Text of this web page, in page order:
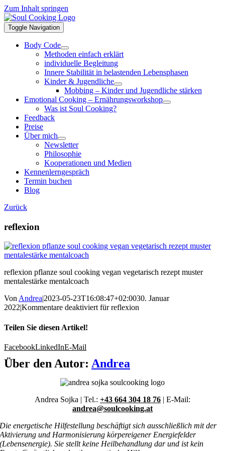
Zum Inhalt springen
Toggle Navigation
Body Code
Methoden einfach erklärt
individuelle Begleitung
Innere Stabilität in belastenden Lebensphasen
Kinder & Jugendliche
Mobbing – Kinder und Jugendliche stärken
Emotional Cooking – Ernährungsworkshop
Was ist Soul Cooking?
Feedback
Preise
Über mich
Newsletter
Philosophie
Kooperationen und Medien
Kennenlerngespräch
Termin buchen
Blog
Zurück
reflexion
reflexion pflanze soul cooking vegan vegetarisch rezept muster
mentalestärke mentalcoach
VonAndrea|2023-05-23T16:08:47+02:0030. Januar
2022|Kommentare deaktiviertfür reflexion
Teilen Sie diesen Artikel!
FacebookLinkedInE-Mail
Über den Autor: Andrea
Andrea Sojka | Tel.: +43 664 304 18 76 | E-Mail:
andrea@soulcooking.at
Die energetische Hilfestellung beschäftigt sich ausschließlich mit der
Aktivierung und Harmonisierung körpereigener Energiefelder
(Lebensenergie). Sie stellt keine Heilbehandlung dar und ist kein